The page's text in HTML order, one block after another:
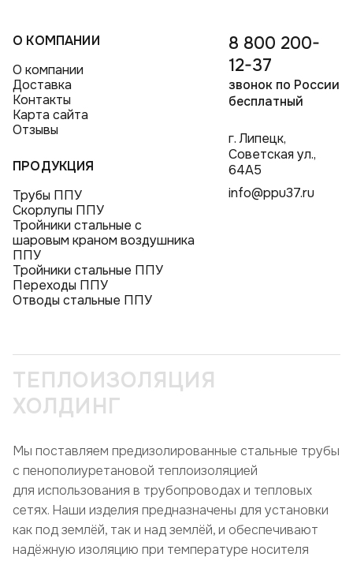
О КОМПАНИИ
О компании
Доставка
Контакты
Карта сайта
Отзывы
ПРОДУКЦИЯ
Трубы ППУ
Скорлупы ППУ
Тройники стальные с
шаровым краном воздушника
ППУ
Тройники стальные ППУ
Переходы ППУ
Отводы стальные ППУ
8 800 200-
12-37
звонок по России
бесплатный
г. Липецк,
Советская ул.,
64А5
info@ppu37.ru
ТЕПЛОИЗОЛЯЦИЯ
ХОЛДИНГ
Мы поставляем предизолированные стальные трубы
с пенополиуретановой теплоизоляцией
для использования в трубопроводах и тепловых
сетях. Наши изделия предназначены для установки
как под землёй, так и над землёй, и обеспечивают
надёжную изоляцию при температуре носителя